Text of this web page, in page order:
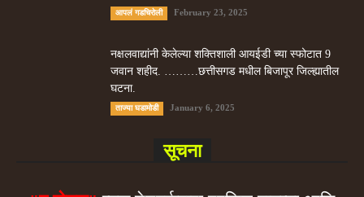
आपलं गडचिरोली February 23, 2025
नक्षलवाद्यांनी केलेल्या शक्तिशाली आयईडी च्या स्फोटात 9
जवान शहीद. ………छत्तीसगड मधील बिजापूर जिल्ह्यातील
घटना.
ताज्या घडामोडी January 6, 2025
सूचना